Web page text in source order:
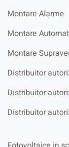
Montare Alarme
Montare
Montare
Distribuitor
Distribuitor
Distribuitor